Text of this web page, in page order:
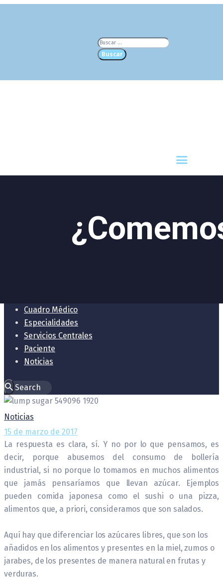
Buscar:
Cuadro Médico
Especialidades
Servicios Centrales
Paciente
Noticias
Noticias
15 de marzo de 2017
La respuesta es clara, sí. Y no por lo que pensamos, es
decir, porque abusemos del consumo de bollería
industrial, si no porque lo tomamos en muchos alimentos
que jamás pensaríamos que llevan azúcar. Ejemplos
pueden comida japonesa como el sushi o una pizza,
alimentos que, a priori, consideramos que son salados.
Aquí hay que diferenciar los azúcares libres, que son los
añadidos en los alimentos y presentes en la miel, zumos o
jarabes, de los presentes de manera natural en frutas y
verduras.